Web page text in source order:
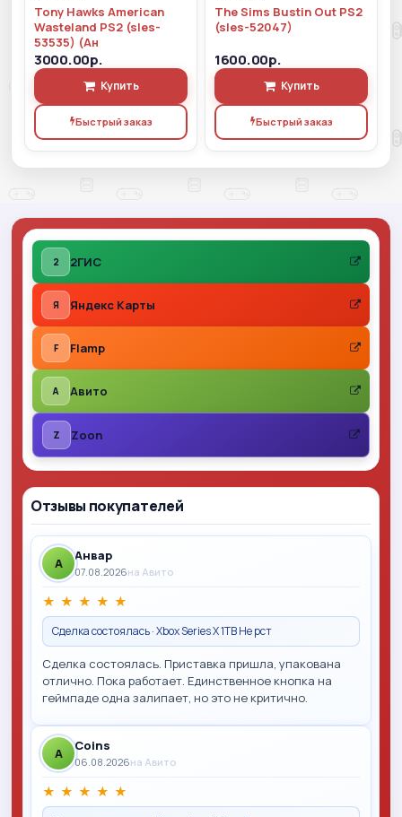
Tony Hawks American
Wasteland PS2 (sles-
53535) (Ан
3000.00р.
Купить
Быстрый заказ
The Sims Bustin Out PS2
(sles-52047)
1600.00р.
Купить
Быстрый заказ
Отзывы покупателей
A Анвар
07.08.2026на Авито
★ ★ ★ ★ ★
Сделка состоялась · Xbox Series X 1TB Не рст
Сделка состоялась. Приставка пришла, упакована
отлично. Пока работает. Единственное кнопка на
геймпаде одна залипает, но это не критично.
A Coins
06.08.2026на Авито
★ ★ ★ ★ ★
2 2ГИС
Я Яндекс Карты
F Flamp
A Авито
Z Zoon